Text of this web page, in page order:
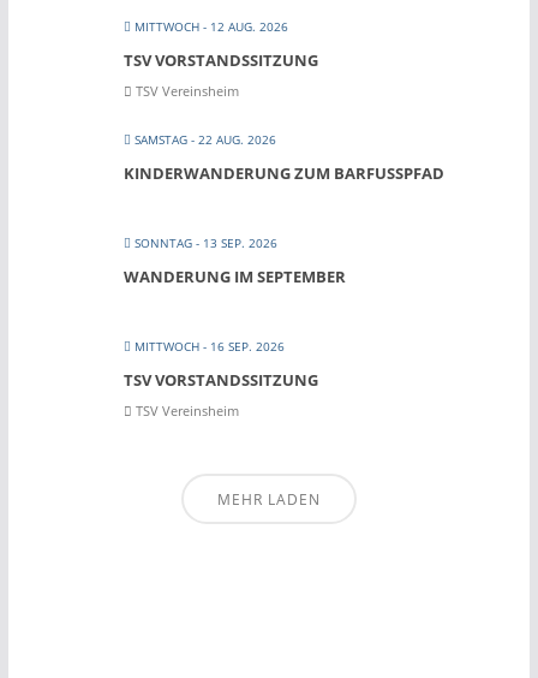
MITTWOCH - 12 AUG. 2026
TSV VORSTANDSSITZUNG
TSV Vereinsheim
SAMSTAG - 22 AUG. 2026
KINDERWANDERUNG ZUM BARFUSSPFAD
SONNTAG - 13 SEP. 2026
WANDERUNG IM SEPTEMBER
MITTWOCH - 16 SEP. 2026
TSV VORSTANDSSITZUNG
TSV Vereinsheim
MEHR LADEN